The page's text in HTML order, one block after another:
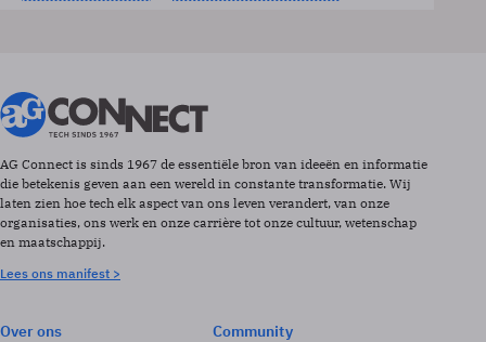
AG Connect is sinds 1967 de essentiële bron van ideeën en informatie
die betekenis geven aan een wereld in constante transformatie. Wij
laten zien hoe tech elk aspect van ons leven verandert, van onze
organisaties, ons werk en onze carrière tot onze cultuur, wetenschap
en maatschappij.
Lees ons manifest >
Over ons
Community